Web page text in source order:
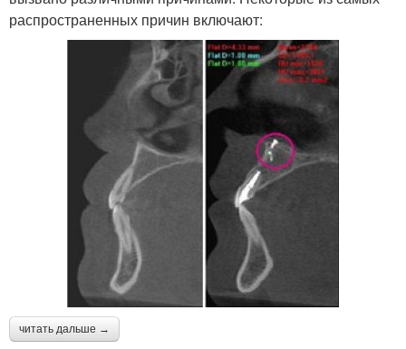
распространенных причин включают:
читать дальше →